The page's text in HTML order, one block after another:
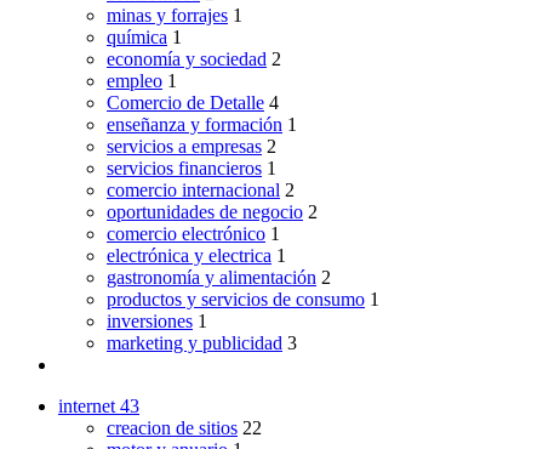
minas y forrajes 1
química 1
economía y sociedad 2
empleo 1
Comercio de Detalle 4
enseñanza y formación 1
servicios a empresas 2
servicios financieros 1
comercio internacional 2
oportunidades de negocio 2
comercio electrónico 1
electrónica y electrica 1
gastronomía y alimentación 2
productos y servicios de consumo 1
inversiones 1
marketing y publicidad 3
internet 43
creacion de sitios 22